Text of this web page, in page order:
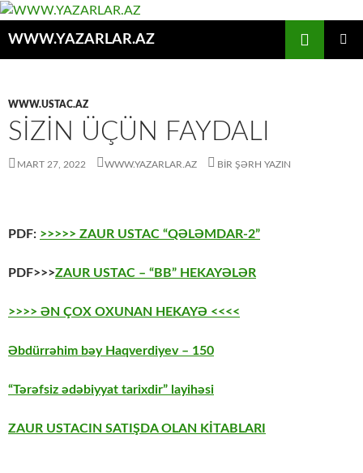
WWW.YAZARLAR.AZ
WWW.USTAC.AZ
SİZİN ÜÇÜN FAYDALI
MART 27, 2022 WWW.YAZARLAR.AZ BIR ŞƏRH YAZIN
PDF: >>>>> ZAUR USTAC “QƏLƏMDAR-2”
PDF>>>ZAUR USTAC – “BB” HEKAYƏLƏR
>>>> ƏN ÇOX OXUNAN HEKAYƏ <<<<
Əbdürrəhim bəy Haqverdiyev – 150
“Tərəfsiz ədəbiyyat tarixdir” layihəsi
ZAUR USTACIN SATIŞDA OLAN KİTABLARI